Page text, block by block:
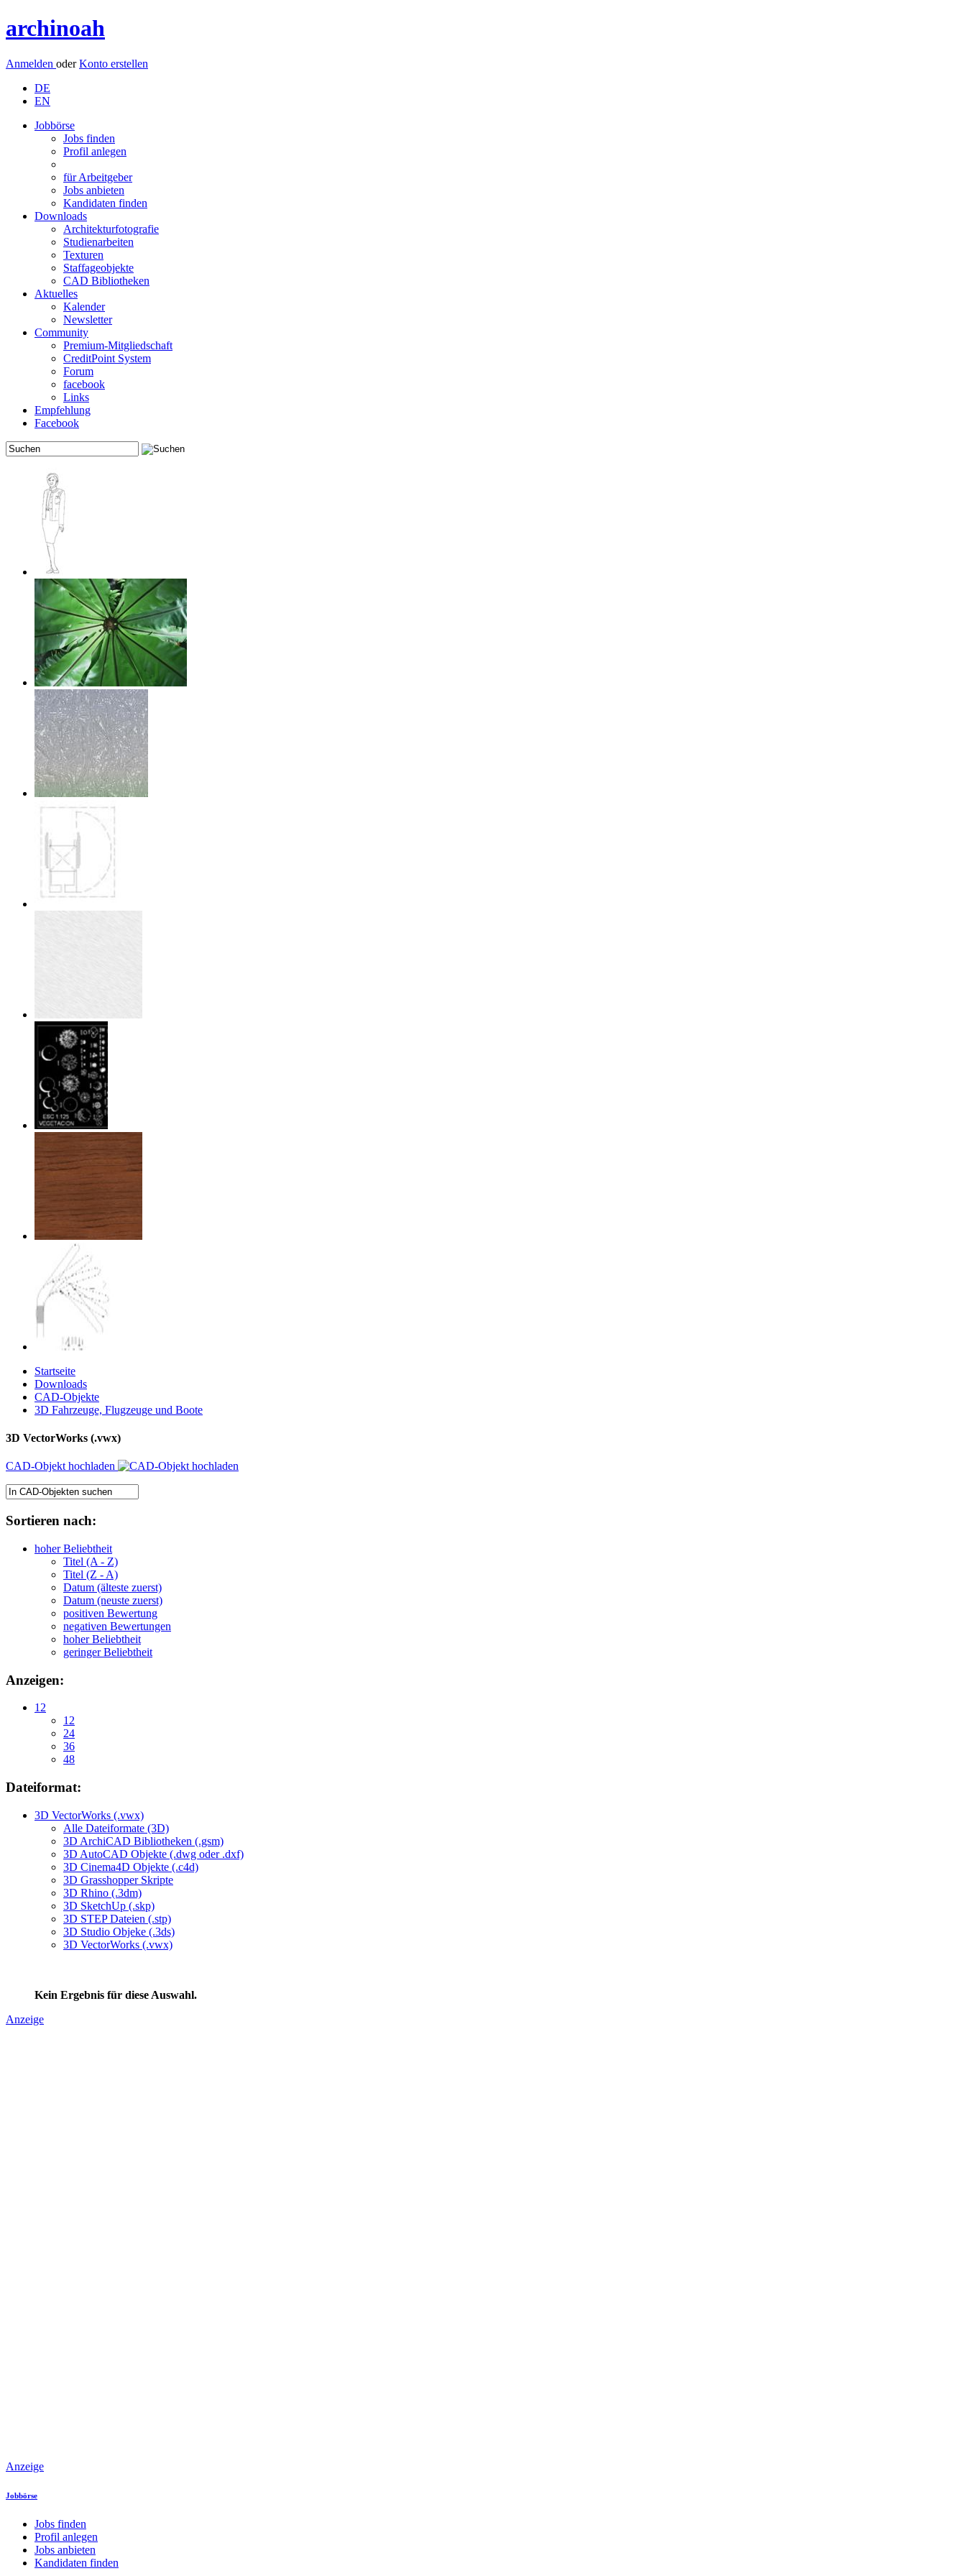
archinoah
Anmelden oderKonto erstellen
DE
EN
Jobbörse
Jobs finden
Profil anlegen
für Arbeitgeber
Jobs anbieten
Kandidaten finden
Downloads
Architekturfotografie
Studienarbeiten
Texturen
Staffageobjekte
CAD Bibliotheken
Aktuelles
Kalender
Newsletter
Community
Premium-Mitgliedschaft
CreditPoint System
Forum
facebook
Links
Empfehlung
Facebook
Startseite
Downloads
CAD-Objekte
3D Fahrzeuge, Flugzeuge und Boote
3D VectorWorks (.vwx)
CAD-Objekt hochladen
Sortieren nach:
hoher Beliebtheit
Titel (A - Z)
Titel (Z - A)
Datum (älteste zuerst)
Datum (neuste zuerst)
positiven Bewertung
negativen Bewertungen
hoher Beliebtheit
geringer Beliebtheit
Anzeigen:
12
12
24
36
48
Dateiformat:
3D VectorWorks (.vwx)
Alle Dateiformate (3D)
3D ArchiCAD Bibliotheken (.gsm)
3D AutoCAD Objekte (.dwg oder .dxf)
3D Cinema4D Objekte (.c4d)
3D Grasshopper Skripte
3D Rhino (.3dm)
3D SketchUp (.skp)
3D STEP Dateien (.stp)
3D Studio Objeke (.3ds)
3D VectorWorks (.vwx)
Kein Ergebnis für diese Auswahl.
Anzeige
Anzeige
Jobbörse
Jobs finden
Profil anlegen
Jobs anbieten
Kandidaten finden